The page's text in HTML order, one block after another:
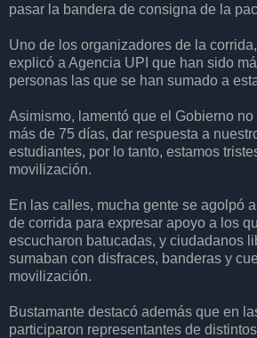
pasar la bandera de consigna de la
Uno de los organizadores de la
explicó a Agencia UPI que han sido
personas las que se han sumado a
Asimismo, lamentó que el Gobierno
más de 75 días, dar respuesta a
estudiantes, por lo tanto, estamos
movilización.
En las calles, mucha gente se agolpó
de corrida para expresar apoyo a los
escucharon batucadas, y ciudadanos
sumaban con disfraces, banderas y
movilización.
Bustamante destacó además que en
participaron representantes de